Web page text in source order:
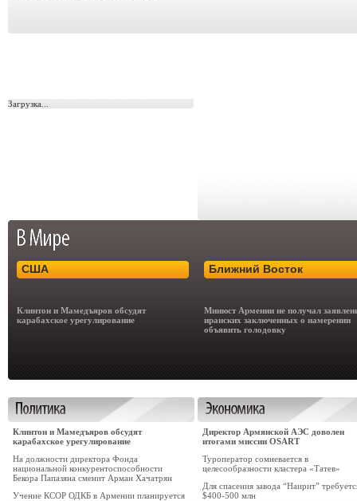
Загрузка...
США
Клинтон и Мамедъяров обсудят
карабахское урегулирование
Ближний Восток
Минюст Армении не получал
иранских заключенных о намерении
объявить голодовку
Клинтон и Мамедъяров обсудят
карабахское урегулирование
На должности директора Фонда
национальной конкурентоспособности
Бекора Папазяна сменит Арман Хачатрян
Учение КСОР ОДКБ в Армении планируется
Директор Армянской АЭС доволен
итогами миссии OSART
Туроператор сомневается в
целесообразности кластера «Татев»
Для cпасения завода “Наирит”
$400-500 млн